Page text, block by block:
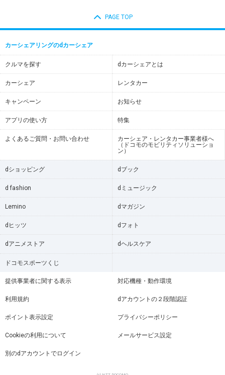
PAGE TOP
カーシェアリングのdカーシェア
クルマを探す dカーシェアとは
カーシェア レンタカー
キャンペーン お知らせ
アプリの使い方 特集
よくあるご質問・お問い合わせ
カーシェア・レンタカー事業者様へ
（ドコモのモビリティソリューショ
ン）
dショッピング dブック
d fashion dミュージック
Lemino dマガジン
dヒッツ dフォト
dアニメストア dヘルスケア
ドコモスポーツくじ
提供事業者に関する表示 対応機種・動作環境
利用規約 dアカウントの２段階認証
ポイント表示設定 プライバシーポリシー
Cookieの利用について メールサービス設定
別のdアカウントでログイン